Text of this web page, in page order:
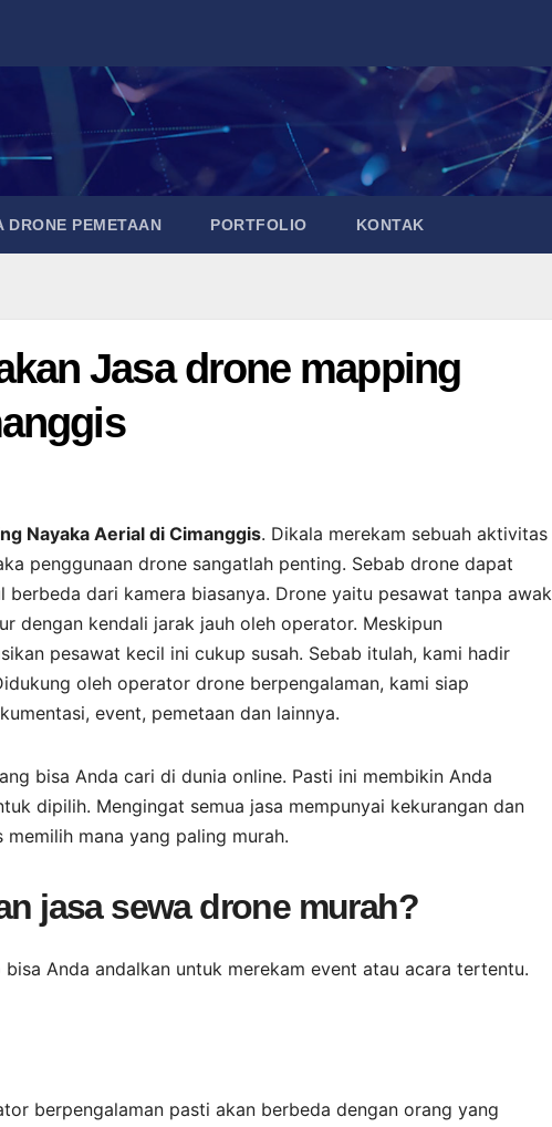
DRONE PEMETAAN PORTFOLIO KONTAK
Jasa drone mapping
Nayaka Aerial di Cimanggis. Dikala merekam sebuah aktivitas
penggunaan drone sangatlah penting. Sebab drone dapat
dari kamera biasanya. Drone yaitu pesawat tanpa awak
dengan kendali jarak jauh oleh operator. Meskipun
pesawat kecil ini cukup susah. Sebab itulah, kami hadir
oleh operator drone berpengalaman, kami siap
event, pemetaan dan lainnya.
bisa Anda cari di dunia online. Pasti ini membikin Anda
dipilih. Mengingat semua jasa mempunyai kekurangan dan
mana yang paling murah.
jasa sewa drone murah?
Anda andalkan untuk merekam event atau acara tertentu.
berpengalaman pasti akan berbeda dengan orang yang